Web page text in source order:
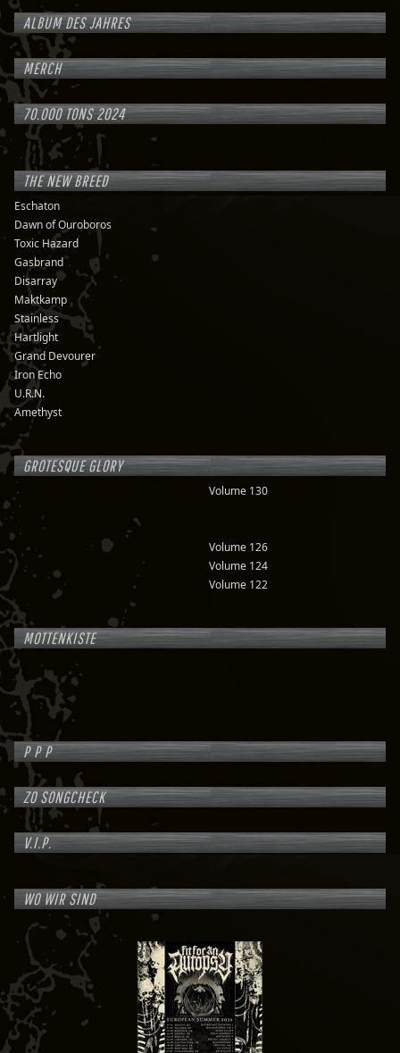
ALBUM DES JAHRES
MERCH
70.000 TONS 2024
THE NEW BREED
Eschaton
Dawn of Ouroboros
Toxic Hazard
Gasbrand
Disarray
Maktkamp
Stainless
Hartlight
Grand Devourer
Iron Echo
U.R.N.
Amethyst
GROTESQUE GLORY
Volume 130
Volume 126
Volume 124
Volume 122
MOTTENKISTE
P P P
ZO SONGCHECK
V.I.P.
WO WIR SIND